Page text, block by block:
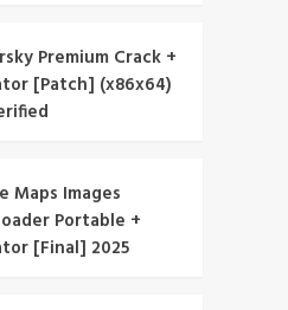
Premium Crack +
[Patch] (x86x64)
Maps Images
Portable +
[Final] 2025